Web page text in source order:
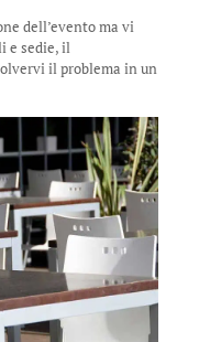
dell’evento ma vi
e sedie, il
il problema in un